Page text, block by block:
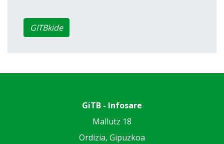
GITBkide
GiTB - Infosare
Mallutz 18
Ordizia, Gipuzkoa